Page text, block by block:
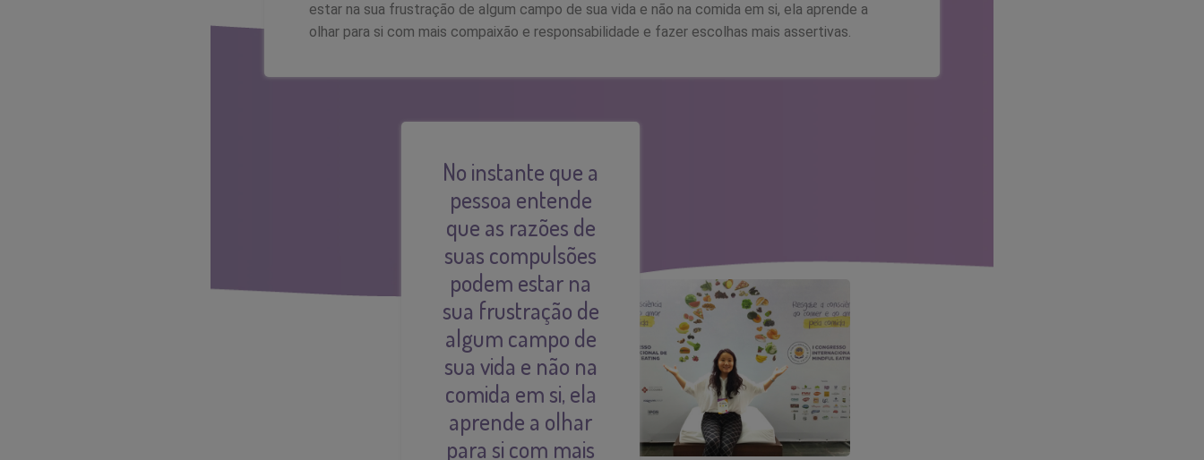
estar na sua frustração de algum campo de sua vida e não na comida em si, ela aprende a
olhar para si com mais compaixão e responsabilidade e fazer escolhas mais assertivas.
No instante que a
pessoa entende
que as razões de
suas compulsões
podem estar na
sua frustração de
algum campo de
sua vida e não na
comida em si, ela
aprende a olhar
para si com mais